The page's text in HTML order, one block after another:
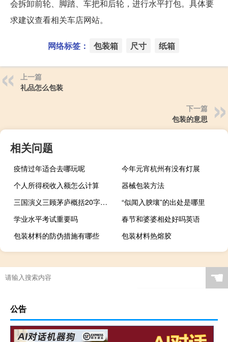
会拆卸前轮、脚踏、车把和后轮，进行水平打包。具体要
求建议查看相关车店网站。
网络标签： 包装箱 尺寸 纸箱
上一篇
礼品怎么包装
下一篇
包装的意思
相关问题
疫情过年适合去哪玩呢
今年元宵杭州有没有灯展
个人所得税收入额怎么计算
器械包装方法
三国演义三顾茅庐概括20字（三国演义三顾茅庐概括）
“似闻入腴壤”的出处是哪里
学业水平考试重要吗
春节和婆婆相处好吗英语
包装材料的防伪措施有哪些
包装材料热熔胶
☚
公告